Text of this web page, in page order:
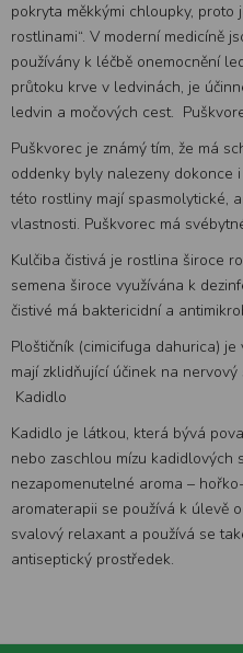
pokryta měkkými chloupky, proto
rostlinami“. V moderní medicíně
používány k léčbě onemocnění
průtoku krve v ledvinách, je
ledvin a močových cest.
Puškvorec je známý tím, že má
oddenky byly nalezeny dokonce
této rostliny mají spasmolytické,
vlastnosti. Puškvorec má
Kulčiba čistivá je rostlina široce
semena široce využívána k
čistivé má baktericidní a
Ploštičník (cimicifuga dahurica)
mají zklidňující účinek na
Kadidlo
Kadidlo je látkou, která bývá
nebo zaschlou mízu kadidlových
nezapomenutelné aroma –
aromaterapii se používá k úlevě
svalový relaxant a používá se
antiseptický prostředek.